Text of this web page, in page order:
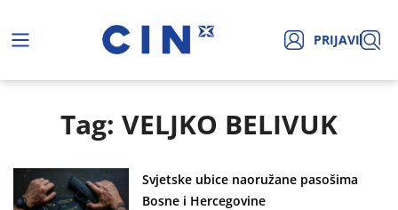
PRIJAVI
Tag: VELJKO BELIVUK
Svjetske ubice naoružane pasošima
Bosne i Hercegovine